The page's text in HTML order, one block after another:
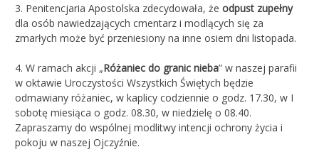
3. Penitencjaria Apostolska zdecydowała, że odpust zupełny
dla osób nawiedzających cmentarz i modlących się za
zmarłych może być przeniesiony na inne osiem dni listopada.
4. W ramach akcji „Różaniec do granic nieba” w naszej parafii
w oktawie Uroczystości Wszystkich Świętych będzie
odmawiany różaniec, w kaplicy codziennie o godz. 17.30, w I
sobotę miesiąca o godz. 08.30, w niedzielę o 08.40.
Zapraszamy do wspólnej modlitwy intencji ochrony życia i
pokoju w naszej Ojczyźnie.